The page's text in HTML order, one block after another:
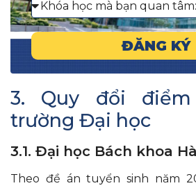
ĐĂNG KÝ
3. Quy đổi điểm
trường Đại học
3.1. Đại học Bách khoa
Theo đề án tuyển sinh năm